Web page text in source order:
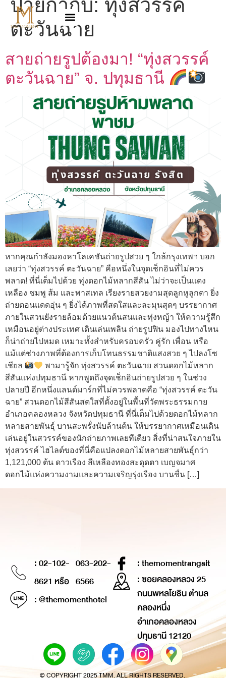
ป้ายกำกับ: ทุ่งสวรรค์
ตะวันฉาย
สายถ่ายรูปต้องมา! “ทุ่งสวรรค์
ตะวันฉาย” จ. ปทุมธานี
หากคุณกำลังมองหาโลเคชันถ่ายรูปสวย ๆ ใกล้กรุงเทพฯ บอก
เลยว่า “ทุ่งสวรรค์ ตะวันฉาย” คือหนึ่งในจุดเช็กอินที่ไม่ควร
พลาด! ที่นี่เต็มไปด้วย ทุ่งดอกไม้หลากสีสัน ไม่ว่าจะเป็นแดง
เหลือง ชมพู ส้ม และพาสเทล เรียงรายสวยงามสุดลูกหูลูกตา ยิ่ง
ถ่ายตอนแดดอุ่น ๆ ยิ่งได้ภาพที่สดใสและละมุนสุดๆ บรรยากาศ
ภายในสวนยังรายล้อมด้วยแนวต้นสนและทุ่งหญ้า ให้ความรู้สึก
เหมือนอยู่ต่างประเทศ เดินเล่นเพลิน ถ่ายรูปฟิน มองไปทางไหน
ก็น่าถ่ายไปหมด เหมาะทั้งสำหรับครอบครัว คู่รัก เพื่อน หรือ
แม้แต่ช่างภาพที่ต้องการเก็บโทนธรรมชาติแสงสวย ๆ ไปลงโซ
เชียล
พามารู้จัก ทุ่งสวรรค์ ตะวันฉาย สวนดอกไม้หลาก
สีสันแห่งปทุมธานี หากพูดถึงจุดเช็กอินถ่ายรูปสวย ๆ ในช่วง
ปลายปี อีกหนึ่งแลนด์มาร์กที่ไม่ควรพลาดคือ “ทุ่งสวรรค์ ตะวัน
ฉาย” สวนดอกไม้สีสันสดใสที่ตั้งอยู่ในพื้นที่วัดพระธรรมกาย
อำเภอคลองหลวง จังหวัดปทุมธานี ที่นี่เต็มไปด้วยดอกไม้หลาก
หลายสายพันธุ์ บานสะพรั่งนับล้านต้น ให้บรรยากาศเหมือนเดิน
เล่นอยู่ในสวรรค์ของนักถ่ายภาพเลยทีเดียว สิ่งที่น่าสนใจภายใน
ทุ่งสวรรค์ ไฮไลต์ของที่นี่คือแปลงดอกไม้หลายสายพันธุ์กว่า
1,121,000 ต้น ดาวเรือง สีเหลืองทองสะดุดตา เบญจมาศ
ดอกไม้แห่งความงามและความเจริญรุ่งเรือง บานชื่น […]
: 02-102-
8621 หรือ
063-202-
6566
: @themomenthotel
: themomentrangsit
: ซอยคลองหลวง 25
ถนนพหลโยธิน ตำบล
คลองหนึ่ง
อำเภอคลองหลวง
ปทุมธานี 12120
© COPYRIGHT 2025 TMM. ALL RIGHTS RESERVED.